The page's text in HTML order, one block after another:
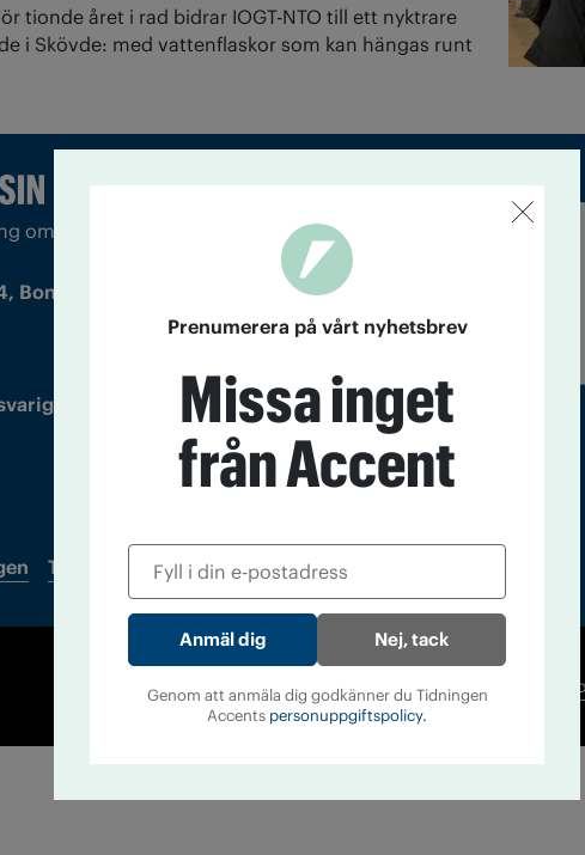
tionde året i rad bidrar IOGT-NTO till ett nyktrare
i Skövde: med vattenflaskor som kan hängas runt
om droger och nykterhet
Bondegatan 21, 116 33 Stockholm
utgivare: Barbro Janson Lundkvist,
Tidningsarkiv In English
Accent
Prenumerera på vårt nyhetsbrev
Missa inget
från Accent
Nej, tack
Genom att anmäla dig godkänner du Tidningen
Accents personuppgiftspolicy.